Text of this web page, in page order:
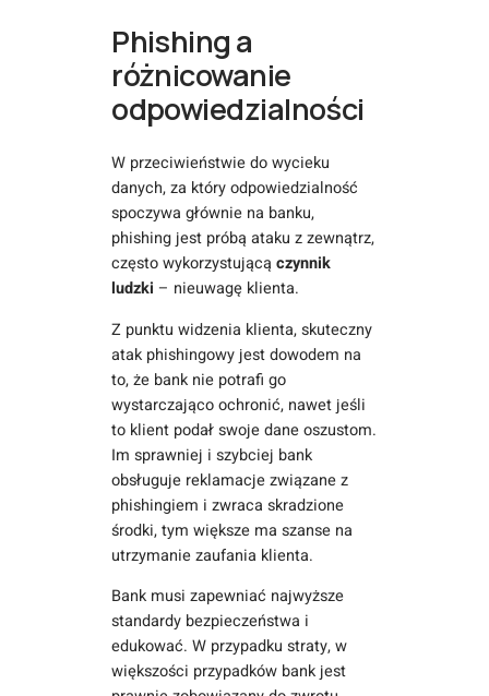
Phishing a
różnicowanie
odpowiedzialności
W przeciwieństwie do wycieku
danych, za który odpowiedzialność
spoczywa głównie na banku,
phishing jest próbą ataku z zewnątrz,
często wykorzystującączynnik
ludzki – nieuwagę klienta.
Z punktu widzenia klienta, skuteczny
atak phishingowy jest dowodem na
to, że bank nie potrafi go
wystarczająco ochronić, nawet jeśli
to klient podał swoje dane oszustom.
Im sprawniej i szybciej bank
obsługuje reklamacje związane z
phishingiem i zwraca skradzione
środki, tym większe ma szanse na
utrzymanie zaufania klienta.
Bank musi zapewniać najwyższe
standardy bezpieczeństwa i
edukować. W przypadku straty, w
większości przypadków bank jest